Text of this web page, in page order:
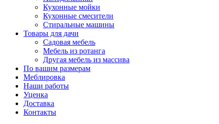
Кухонные мойки
Кухонные смесители
Стиральные машины
Товары для дачи
Садовая мебель
Мебель из ротанга
Другая мебель из массива
По вашим размерам
Меблировка
Наши работы
Уценка
Доставка
Контакты